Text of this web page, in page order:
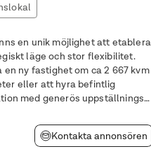
läge och stor flexibilitet.
ny fastighet om ca 2 667 kvm
eller att hyra befintlig
med generös uppställnings-
Kontakta annonsören